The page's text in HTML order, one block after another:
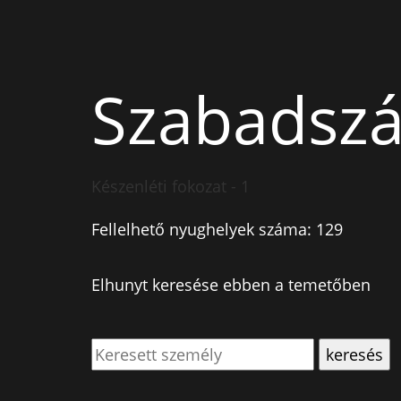
Készenléti fokozat - 1
Fellelhető nyughelyek száma: 129
Elhunyt keresése ebben a temetőben